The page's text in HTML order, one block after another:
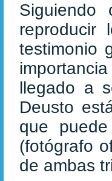
reproducir
testimonio
llegado a
Deusto
que
(fotógrafo
de ambas